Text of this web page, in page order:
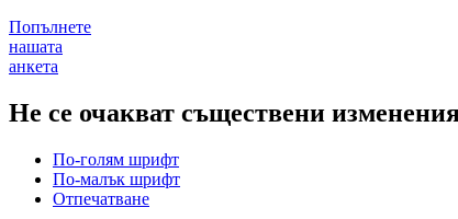
Попълнете
нашата
анкета
Не се очакват съществени
По-голям шрифт
По-малък шрифт
Отпечатване